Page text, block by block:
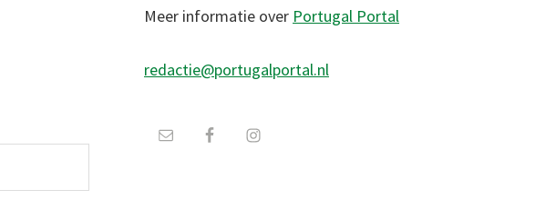
Meer informatie over Portugal Portal
redactie@portugalportal.nl